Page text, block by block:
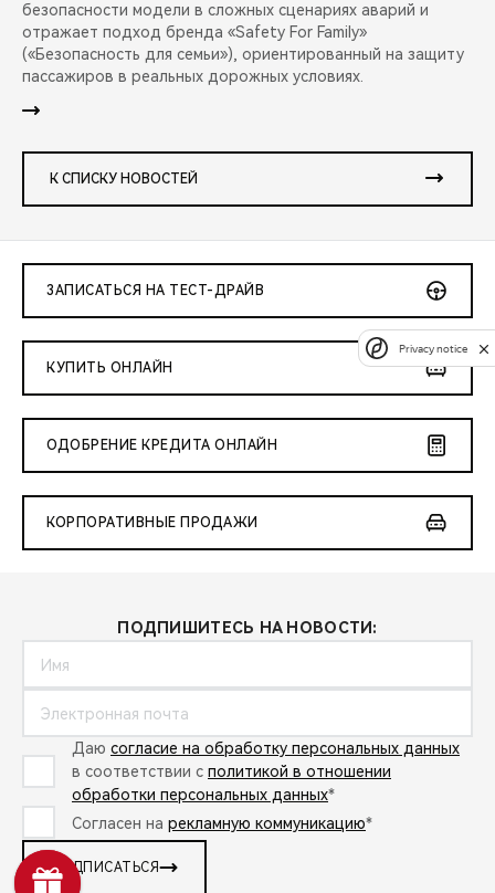
безопасности модели в сложных сценариях аварий и
отражает подход бренда «Safety For Family»
(«Безопасность для семьи»), ориентированный на защиту
пассажиров в реальных дорожных условиях.
К СПИСКУ НОВОСТЕЙ
ЗАПИСАТЬСЯ НА ТЕСТ-ДРАЙВ
КУПИТЬ ОНЛАЙН
ОДОБРЕНИЕ КРЕДИТА ОНЛАЙН
КОРПОРАТИВНЫЕ ПРОДАЖИ
ПОДПИШИТЕСЬ НА НОВОСТИ:
Даю согласие на обработку персональных данных
в соответствии с политикой в отношении
обработки персональных данных*
Согласен на рекламную коммуникацию*
ПОДПИСАТЬСЯ
Privacy notice